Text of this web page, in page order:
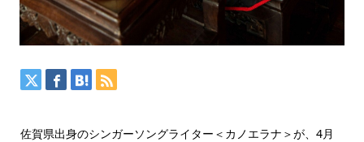
佐賀県出身のシンガーソングライター＜カノエラナ＞が、4月